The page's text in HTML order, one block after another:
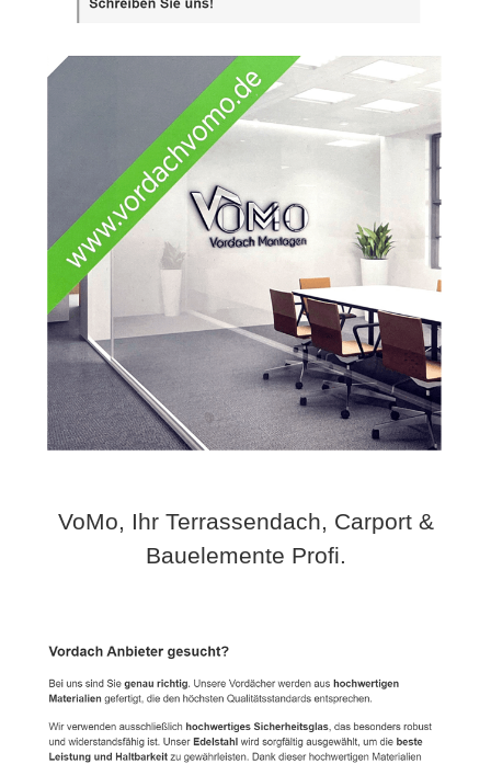
VoMo, Ihr Terrassendach, Carport &
Bauelemente Profi.